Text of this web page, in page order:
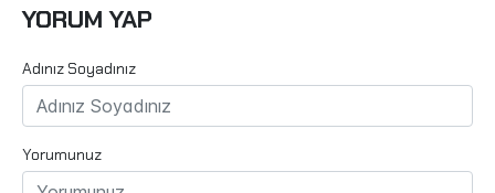
YORUM YAP
Adınız Soyadınız
Yorumunuz